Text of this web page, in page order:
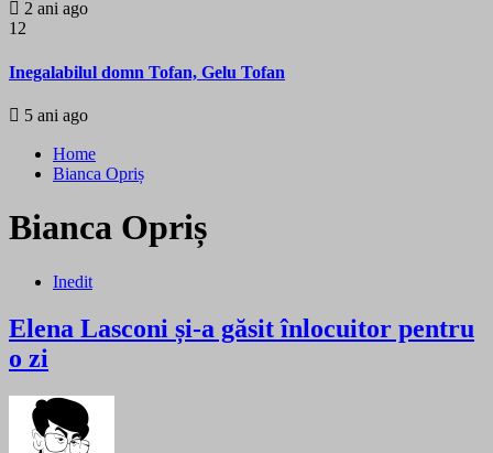
2 ani ago
12
Inegalabilul domn Tofan, Gelu Tofan
5 ani ago
Home
Bianca Opriș
Bianca Opriș
Inedit
Elena Lasconi și-a găsit înlocuitor pentru
o zi